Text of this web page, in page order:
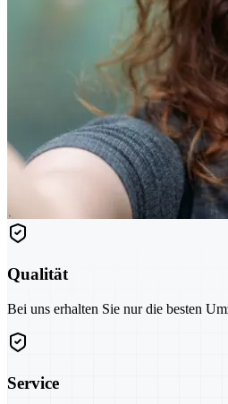
Qualität
Bei uns erhalten Sie nur die besten
Service